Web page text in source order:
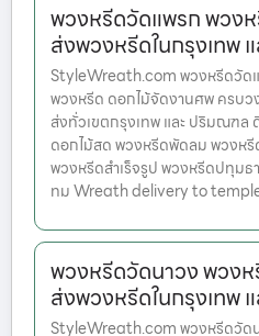
พวงหรีดวัดแพรก พวง
ส่งพวงหรีดในกรุงเทพ
StyleWreath.com พวงหรีดวัด
พวงหรีด ดอกไม้จัดงานศพ ครบว
ส่งทั่วเขตกรุงเทพ และ ปริมณฑล
ดอกไม้สด พวงหรีดพัดลม พวงหรี
พวงหรีดสำเร็จรูป พวงหรีดปทุม
ทม Wreath delivery to
พวงหรีดวัดนาวง พวง
ส่งพวงหรีดในกรุงเทพ
StyleWreath.com พวงหรีดวัด